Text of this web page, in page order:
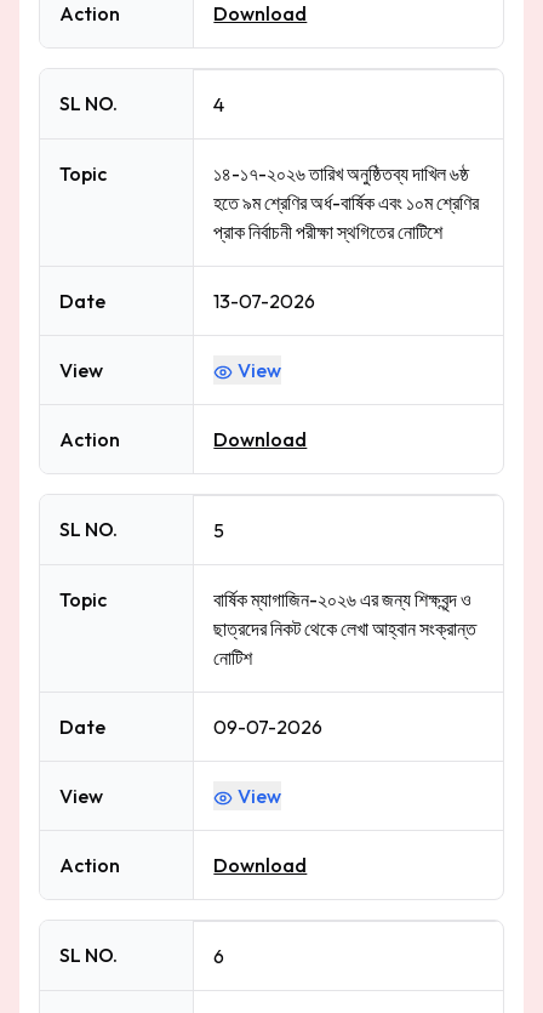
Action Download
SL NO. 4
Topic
১৪-১৭-২০২৬ তারিখ অনুষ্ঠিতব্য দাখিল ৬ষ্ঠ
হতে ৯ম শ্রেণির অর্ধ-বার্ষিক এবং ১০ম শ্রেণির
প্রাক নির্বাচনী পরীক্ষা স্থগিতের নোটিশে
Date 13-07-2026
View View
Action Download
SL NO. 5
Topic
বার্ষিক ম্যাগাজিন-২০২৬ এর জন্য শিক্ষবৃন্দ ও
ছাত্রদের নিকট থেকে লেখা আহ্বান সংক্রান্ত
নোটিশ
Date 09-07-2026
View View
Action Download
SL NO. 6